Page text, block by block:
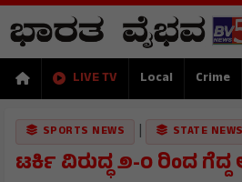
LIVE TV Local Crime
SPORTS NEWS | STATE NEWS
ಟರ್ಕಿ ವಿರುದ್ಧ ೨-೦ ರಿಂದ